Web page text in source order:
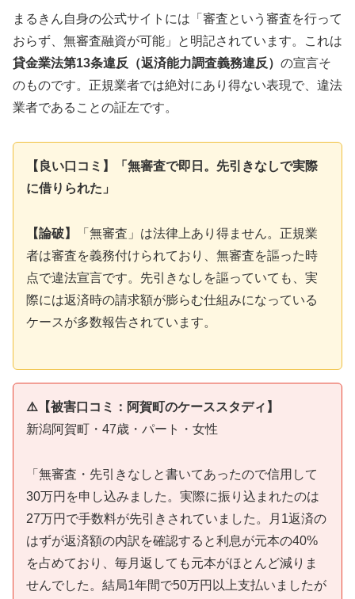
まるきん自身の公式サイトには「審査という審査を行って
おらず、無審査融資が可能」と明記されています。これは
貸金業法第13条違反（返済能力調査義務違反） の宣言そ
のものです。正規業者では絶対にあり得ない表現で、違法
業者であることの証左です。
【良い口コミ】「無審査で即日。先引きなしで実際
に借りられた」
【論破】
「無審査」は法律上あり得ません。正規業
者は審査を義務付けられており、無審査を謳った時
点で違法宣言です。先引きなしを謳っていても、実
際には返済時の請求額が膨らむ仕組みになっている
ケースが多数報告されています。
⚠️【被害口コミ：阿賀町のケーススタディ】
新潟阿賀町・47歳・パート・女性
「無審査・先引きなしと書いてあったので信用して
30万円を申し込みました。実際に振り込まれたのは
27万円で手数料が先引きされていました。月1返済の
はずが返済額の内訳を確認すると利息が元本の40%
を占めており、毎月返しても元本がほとんど減りま
せんでした。結局1年間で50万円以上支払いましたが